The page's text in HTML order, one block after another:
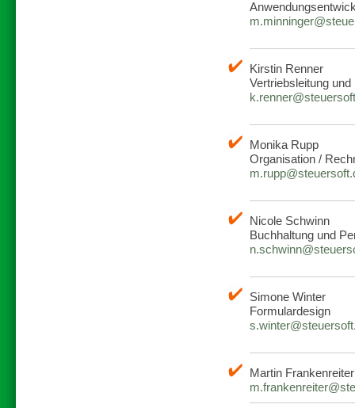
Kirstin Renner
Vertriebsleitung
Monika Rupp
Organisation /
Nicole Schwinn
Buchhaltung und
Simone Winter
Formulardesign
Martin Frankenreiter